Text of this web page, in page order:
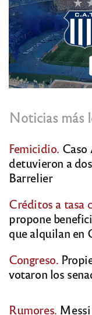
Noticias más
Femicidio. Caso
detuvieron a
Barrelier
Créditos a tasa
propone
que alquilan en
Congreso.
votaron los
Rumores.